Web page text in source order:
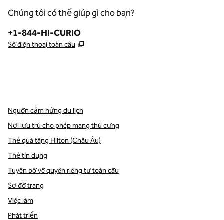
Chúng tôi có thể giúp gì cho bạn?
Điện thoại:
+1-844-HI-CURIO
Số điện thoại toàn cầu ,
Nguồn cảm hứng du lịch
Nơi lưu trú cho phép mang thú cưng
Thẻ quà tặng Hilton (Châu Âu)
Thẻ tín dụng
Tuyên bố về quyền riêng tư toàn cầu
Sơ đồ trang
Việc làm
Phát triển